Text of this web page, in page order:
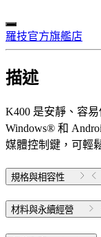
羅技官方旗艦店
描述
K400 是安靜、容
Windows® 和
媒體控制鍵，可輕
規格與相容性
材料與永續經營